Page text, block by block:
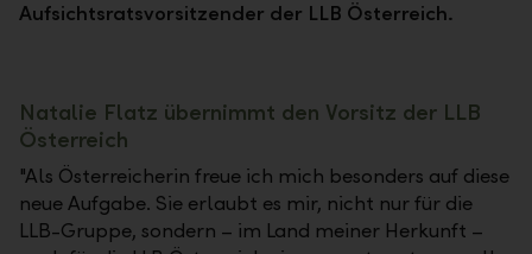
Aufsichtsratsvorsitzender der LLB Österreich.
Natalie Flatz übernimmt den Vorsitz der LLB
Österreich
"Als Österreicherin freue ich mich besonders auf diese
neue Aufgabe. Sie erlaubt es mir, nicht nur für die
LLB-Gruppe, sondern – im Land meiner Herkunft –